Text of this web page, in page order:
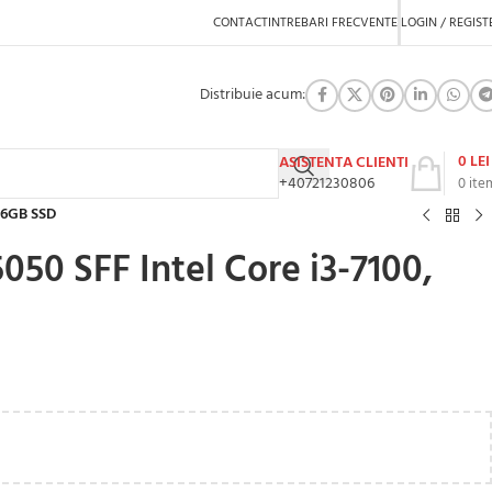
CONTACTINTREBARI FRECVENTE LOGIN /
Distribuie acum:
ASISTENTA CLIENTI
+40721230806
0
0 LEI
SSD
SFF Intel Core i3-7100,